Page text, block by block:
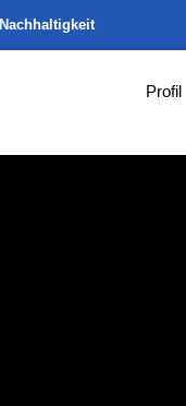
Nachhaltigkeit
Profil